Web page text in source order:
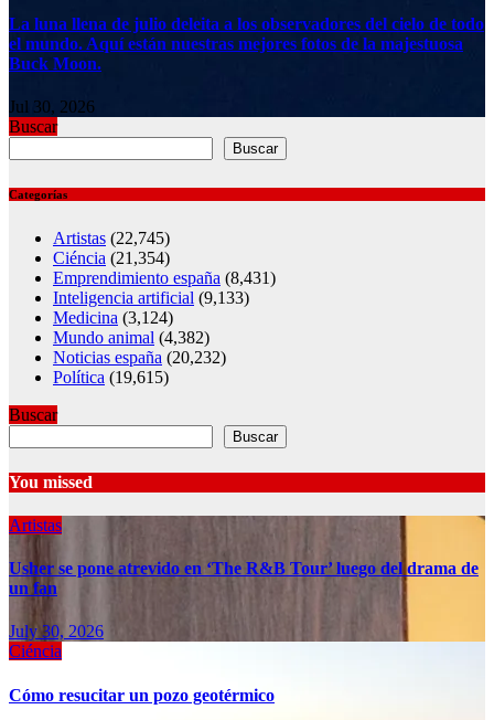
La luna llena de julio deleita a los observadores del cielo de todo
el mundo. Aquí están nuestras mejores fotos de la majestuosa
Buck Moon.
Jul 30, 2026
Buscar
Buscar
Categorías
Artistas (22,745)
Ciéncia (21,354)
Emprendimiento españa (8,431)
Inteligencia artificial (9,133)
Medicina (3,124)
Mundo animal (4,382)
Noticias españa (20,232)
Política (19,615)
Buscar
Buscar
You missed
Artistas
Usher se pone atrevido en ‘The R&B Tour’ luego del drama de
un fan
July 30, 2026
Ciéncia
Cómo resucitar un pozo geotérmico